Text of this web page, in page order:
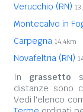
Verucchio (RN)
Montecalvo in
Carpegna 14,4km
Novafeltria (RN)
In grassetto
distanze sono
Vedi l'elenco